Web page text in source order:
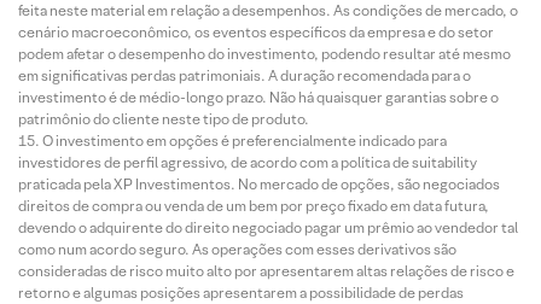
feita neste material em relação a desempenhos. As condições de mercado, o
cenário macroeconômico, os eventos específicos da empresa e do setor
podem afetar o desempenho do investimento, podendo resultar até mesmo
em significativas perdas patrimoniais. A duração recomendada para o
investimento é de médio-longo prazo. Não há quaisquer garantias sobre o
patrimônio do cliente neste tipo de produto.
O investimento em opções é preferencialmente indicado para
investidores de perfil agressivo, de acordo com a política de suitability
praticada pela XP Investimentos. No mercado de opções, são negociados
direitos de compra ou venda de um bem por preço fixado em data futura,
devendo o adquirente do direito negociado pagar um prêmio ao vendedor tal
como num acordo seguro. As operações com esses derivativos são
consideradas de risco muito alto por apresentarem altas relações de risco e
retorno e algumas posições apresentarem a possibilidade de perdas